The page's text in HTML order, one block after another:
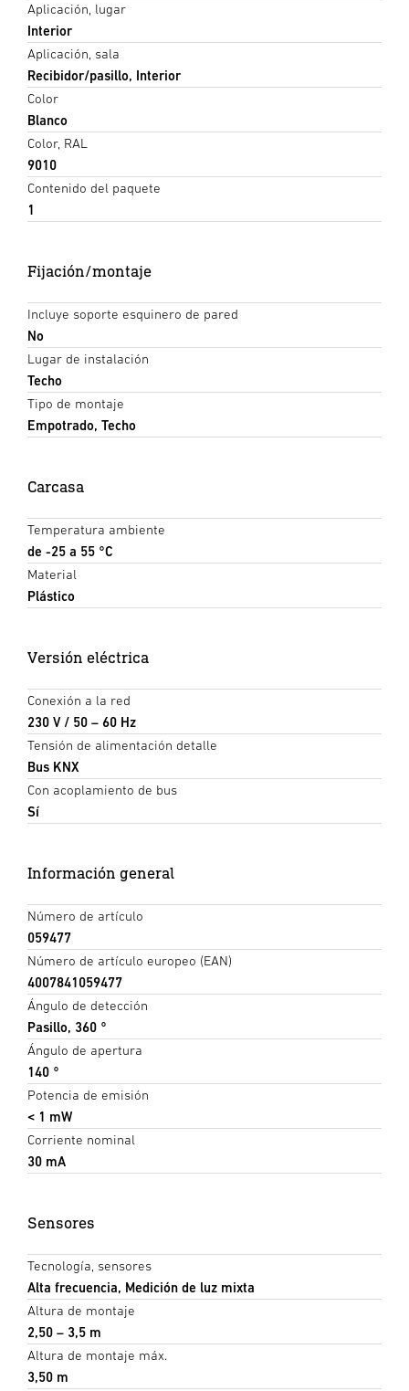
Aplicación, lugar
Interior
Aplicación, sala
Recibidor/pasillo, Interior
Color
Blanco
Color, RAL
9010
Contenido del paquete
1
Fijación/montaje
Incluye soporte esquinero de pared
No
Lugar de instalación
Techo
Tipo de montaje
Empotrado, Techo
Carcasa
Temperatura ambiente
de -25 a 55 °C
Material
Plástico
Versión eléctrica
Conexión a la red
230 V / 50 – 60 Hz
Tensión de alimentación detalle
Bus KNX
Con acoplamiento de bus
Sí
Información general
Número de artículo
059477
Número de artículo europeo (EAN)
4007841059477
Ángulo de detección
Pasillo, 360 °
Ángulo de apertura
140 °
Potencia de emisión
< 1 mW
Corriente nominal
30 mA
Sensores
Tecnología, sensores
Alta frecuencia, Medición de luz mixta
Altura de montaje
2,50 – 3,5 m
Altura de montaje máx.
3,50 m